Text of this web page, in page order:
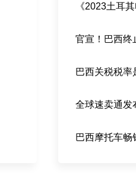
《2023土耳
官宣！巴西终
巴西关税税率
全球速卖通发
巴西摩托车